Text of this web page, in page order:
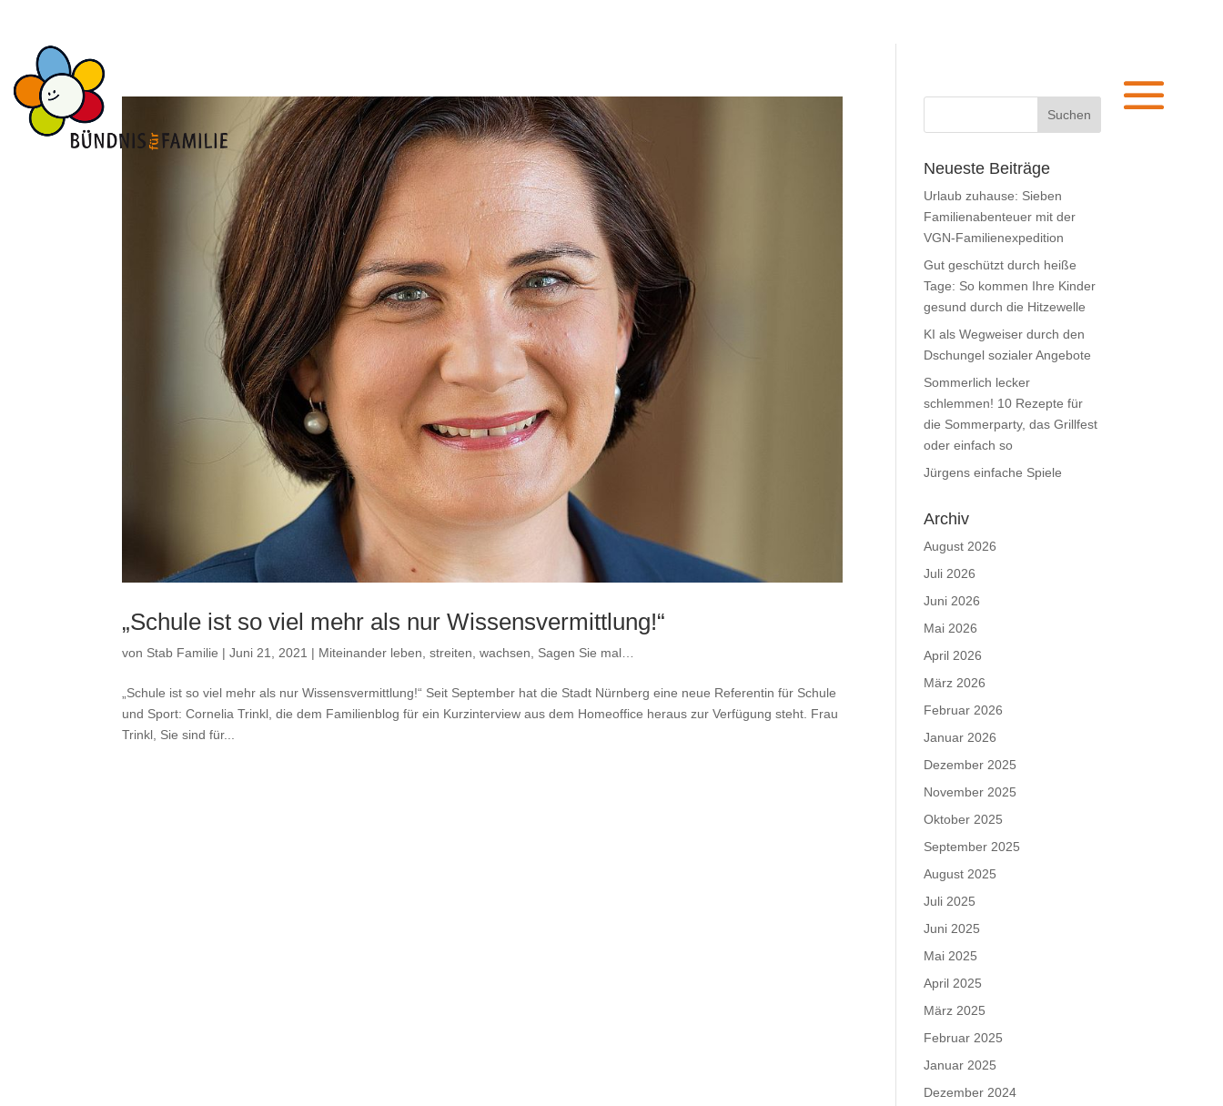
„Schule ist so viel mehr als nur Wissensvermittlung!“
von Stab Familie |Juni 21, 2021 | Miteinander leben, streiten, wachsen Sagen Sie mal…
„Schule ist so viel mehr als nur Wissensvermittlung!“ Seit September hat die Stadt Nürnberg eine neue Referentin für Schule
und Sport: Cornelia Trinkl, die dem Familienblog für ein Kurzinterview aus dem Homeoffice heraus zur Verfügung steht. Frau
Trinkl, Sie sind für...
Neueste Beiträge
Urlaub zuhause: Sieben
Familienabenteuer mit der
VGN-Familienexpedition
Gut geschützt durch heiße
Tage: So kommen Ihre Kinder
gesund durch die Hitzewelle
KI als Wegweiser durch den
Dschungel sozialer Angebote
Sommerlich lecker
schlemmen! 10 Rezepte für
die Sommerparty, das Grillfest
oder einfach so
Jürgens einfache Spiele
Archiv
August 2026
Juli 2026
Juni 2026
Mai 2026
April 2026
März 2026
Februar 2026
Januar 2026
Dezember 2025
November 2025
Oktober 2025
September 2025
August 2025
Juli 2025
Juni 2025
Mai 2025
April 2025
März 2025
Februar 2025
Januar 2025
Dezember 2024